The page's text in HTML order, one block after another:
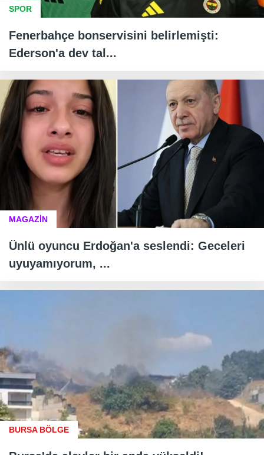
SPOR
Fenerbahçe bonservisini belirlemişti:
Ederson'a dev tal...
MAGAZİN
Ünlü oyuncu Erdoğan'a seslendi: Geceleri
uyuyamıyorum, ...
BURSA BÖLGE